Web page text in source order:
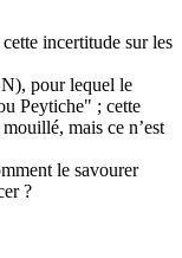
incertitude sur les
pour lequel le
Peytiche" ; cette
mais ce n’est
le savourer
?